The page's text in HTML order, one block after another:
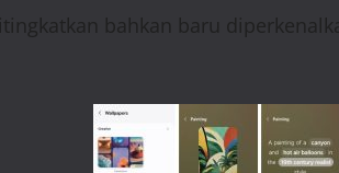
bahkan baru